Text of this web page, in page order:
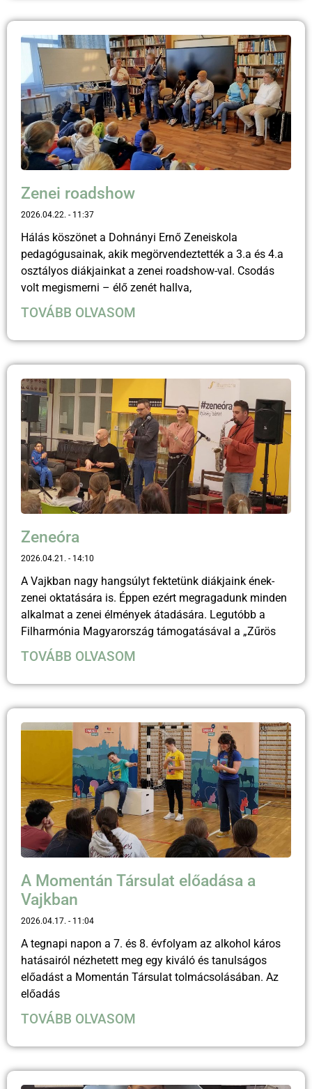
Zenei roadshow
2026.04.22. 11:37
Hálás köszönet a Dohnányi Ernő Zeneiskola
pedagógusainak, akik megörvendeztették a 3.a és 4.a
osztályos diákjainkat a zenei roadshow-val. Csodás
volt megismerni – élő zenét hallva,
TOVÁBB OLVASOM
Zeneóra
2026.04.21. 14:10
A Vajkban nagy hangsúlyt fektetünk diákjaink ének-
zenei oktatására is. Éppen ezért megragadunk minden
alkalmat a zenei élmények átadására. Legutóbb a
Filharmónia Magyarország támogatásával a „Zűrös
TOVÁBB OLVASOM
A Momentán Társulat előadása a
Vajkban
2026.04.17. 11:04
A tegnapi napon a 7. és 8. évfolyam az alkohol káros
hatásairól nézhetett meg egy kiváló és tanulságos
előadást a Momentán Társulat tolmácsolásában. Az
előadás
TOVÁBB OLVASOM